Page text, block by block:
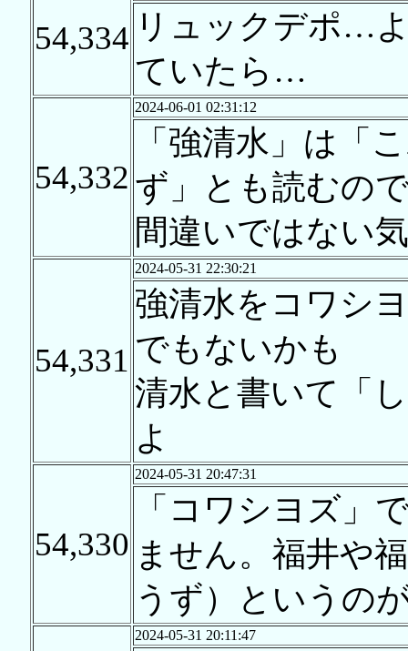
54,334 リュックデポ…
ていたら…
54,332
2024-06-01 02:31:12
「強清水」は「
ず」とも読むの
間違いではない
54,331
2024-05-31 22:30:21
強清水をコワシ
でもないかも
清水と書いて「
よ
54,330
2024-05-31 20:47:31
「コワシヨズ」
ません。福井や
うず）というの
2024-05-31 20:11:47